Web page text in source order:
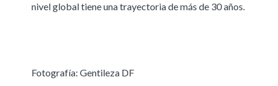
nivel global tiene una trayectoria de más de 30 años.
Fotografía: Gentileza DF